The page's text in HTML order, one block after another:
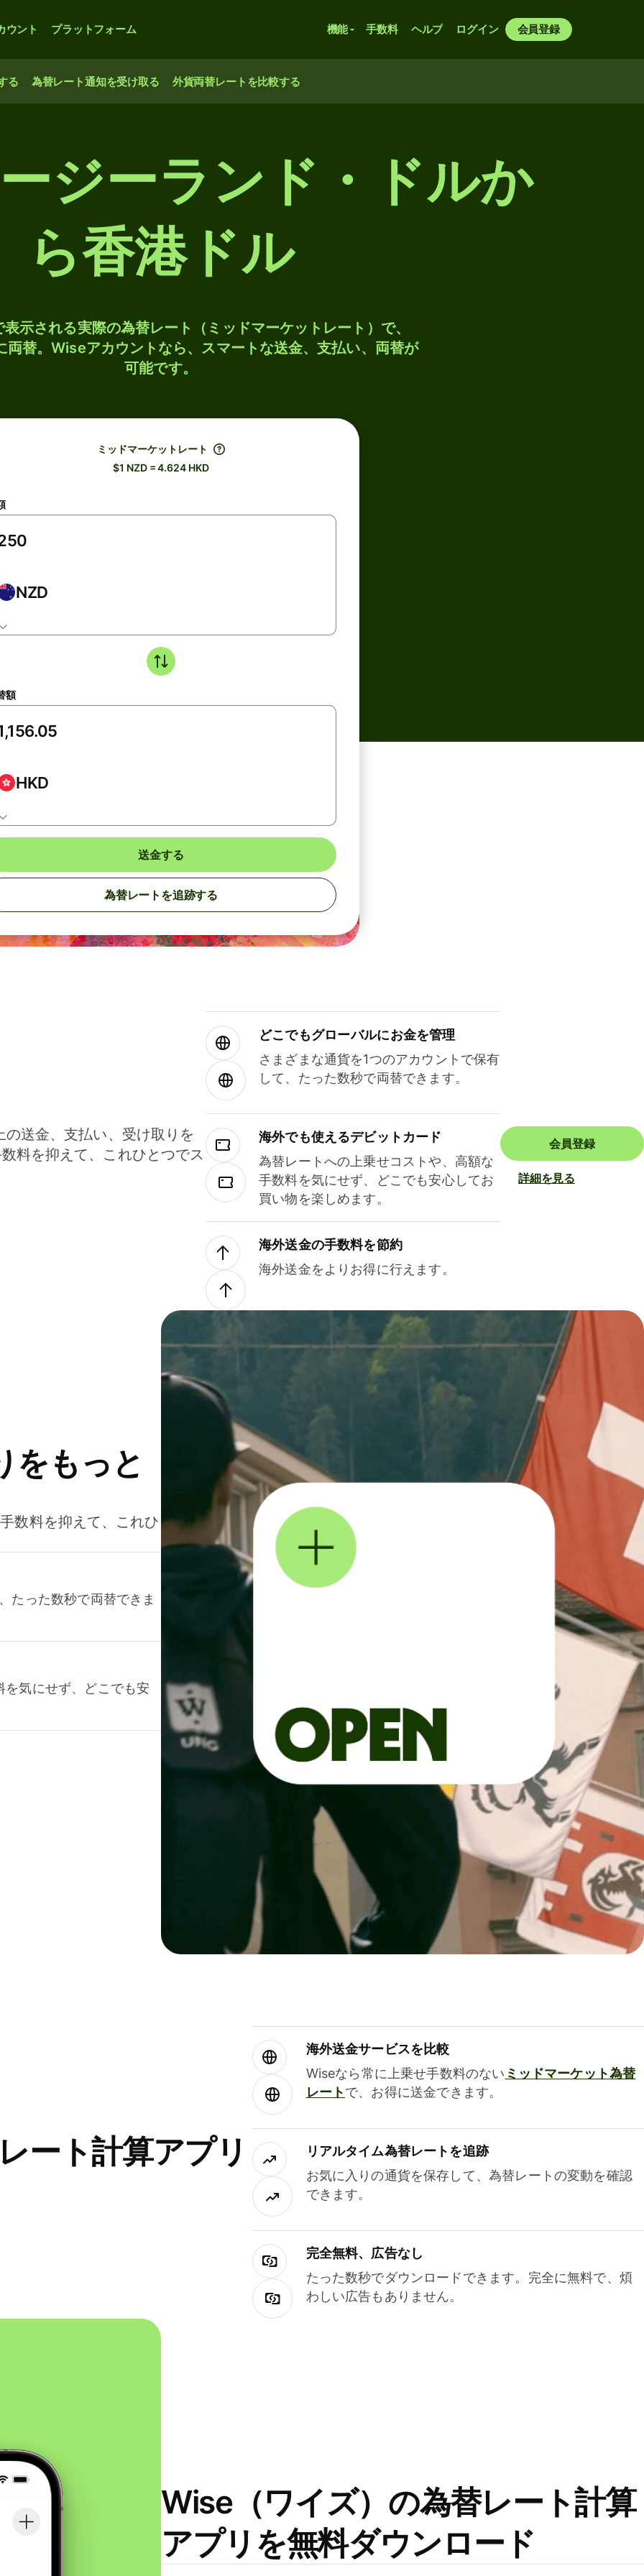
ウント プラットフォーム 機能 手数料 ヘルプ ログイン 会員登録
る 為替レート通知を受け取る 外貨両替レートを比較する
ジーランド・ドルか
ら香港ドル
示される実際の為替レート（ミッドマーケットレート）で、
両替。Wiseアカウントなら、スマートな送金、支払い、両替が
可能です。
ミッドマーケットレート
$1 NZD = 4.624 HKD
NZD
額
HKD
送金する
為替レートを追跡する
送金、支払い、受け取りを
料を抑えて、これひとつでス
どこでもグ⁠ロ⁠ー⁠バ⁠ルにお金を管理
さまざまな通貨を1つのアカウントで保有
して、たった数秒で両替できます。
海外でも使えるデビットカード
為替レートへの上乗せコストや、高額な
手数料を気にせず、どこでも安心してお
買い物を楽しめます。
海外送金の手数料を節約
海外送金をよりお得に行えます。
会員登録
詳細を見る
をもっと
数料を抑えて、これひ
たった数秒で両替できま
気にせず、どこでも安
ート計算アプリ
海外送金サービスを比較
Wiseなら常に上乗せ手数料のない ミッドマーケット為替
レートで、お得に送金できます。
リアルタイム為替レートを追跡
お気に入りの通貨を保存して、為替レートの変動を確認
できます。
完全無料、広告なし
たった数秒でダウンロードできます。完全に無料で、煩
わしい広告もありません。
Wise（ワイズ）の為替レート計算
アプリを無料ダウンロード